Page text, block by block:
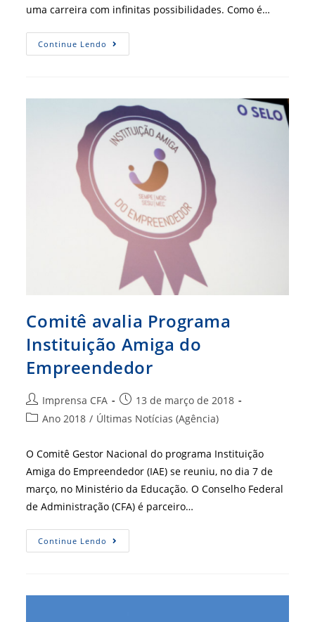
uma carreira com infinitas possibilidades. Como é…
Continue Lendo Administração
De
Comitê avalia Programa
Instituição Amiga do
Empreendedor
Autor
do
Imprensa CFA
Post
publicado:
13 de março de 2018
Categoria
post:
Ano 2018 / Últimas Notícias (Agência)
O Comitê Gestor Nacional do programa Instituição
Amiga do Empreendedor (IAE) se reuniu, no dia 7 de
março, no Ministério da Educação. O Conselho Federal
de Administração (CFA) é parceiro…
Continue Lendo Comitê
Avalia
Empreendedor